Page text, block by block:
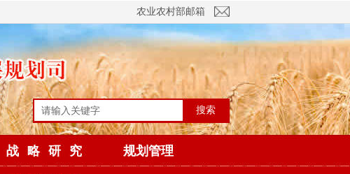
农业农村部邮箱
搜索
战略研究 规划管理